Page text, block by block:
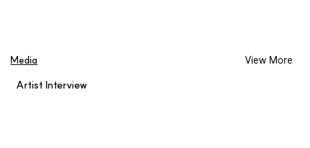
Media View More
Artist Interview